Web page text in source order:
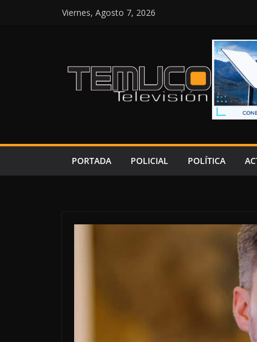
Viernes, Agosto 7, 2026
PORTADA POLICIAL POLÍTICA